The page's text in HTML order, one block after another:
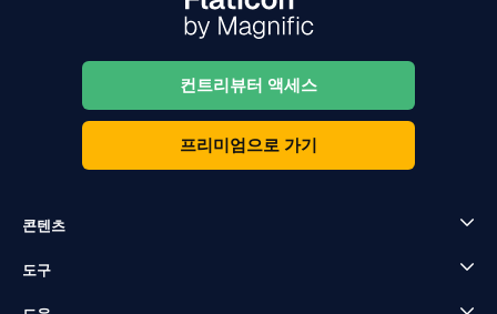
컨트리뷰터 액세스
프리미엄으로 가기
콘텐츠
도구